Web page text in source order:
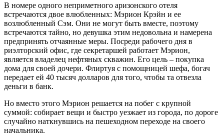
В номере одного неприметного аризонского отеля
встречаются двое влюбленных: Мэрион Крэйн и ее
возлюбленный Сэм. Они не могут быть вместе, поэтому
встречаются тайно, но девушка этим недовольна и намерена
предпринять отчаянные меры. Посреди рабочего дня в
риэлторский офис, где секретаршей работает Мэрион,
является владелец нефтяных скважин. Его цель – покупка
дома для своей дочери. Флиртуя с помощницей шефа, богач
передает ей 40 тысяч долларов для того, чтобы та отвезла
деньги в банк.
Но вместо этого Мэрион решается на побег с крупной
суммой: собирает вещи и быстро уезжает из города, по дороге
случайно наткнувшись на пешеходном переходе на своего
начальника.